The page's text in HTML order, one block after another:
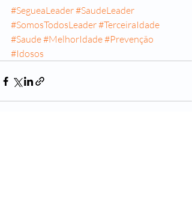
#SegueaLeader#SaudeLeader
#SomosTodosLeader#TerceiraIdade
#Saude#MelhorIdade#Prevenção
#Idosos